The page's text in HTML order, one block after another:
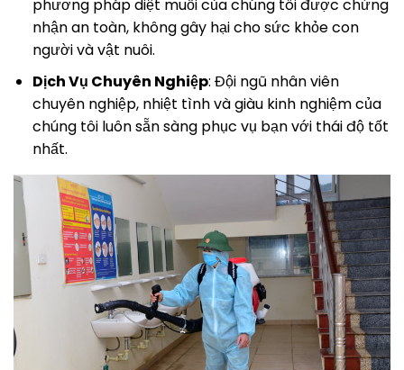
phương pháp diệt muỗi của chúng tôi được chứng
nhận an toàn, không gây hại cho sức khỏe con
người và vật nuôi.
Dịch Vụ Chuyên Nghiệp: Đội ngũ nhân viên
chuyên nghiệp, nhiệt tình và giàu kinh nghiệm của
chúng tôi luôn sẵn sàng phục vụ bạn với thái độ tốt
nhất.